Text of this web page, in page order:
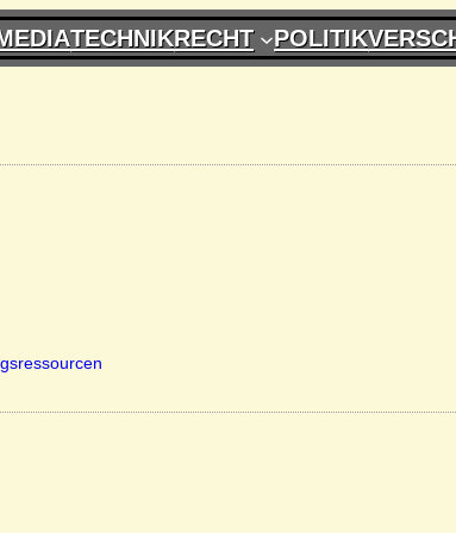
TECHNIKRECHT POLITIK